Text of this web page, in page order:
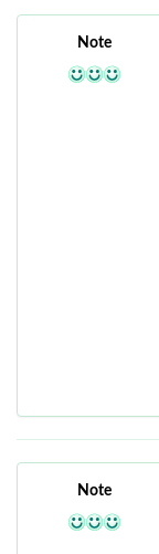
Note
Note